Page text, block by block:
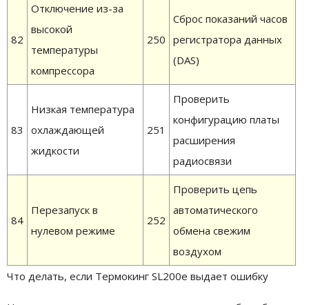
82
Отключение из-за
высокой
температуры
компрессора
250
Сброс показаний часов
регистратора данных
(DAS)
83
Низкая температура
охлаждающей
жидкости
251
Проверить
конфигурацию платы
расширения
радиосвязи
84
Перезапуск в
нулевом режиме
252
Проверить цепь
автоматического
обмена свежим
воздухом
Что делать, если Термокинг SL200е выдает ошибку